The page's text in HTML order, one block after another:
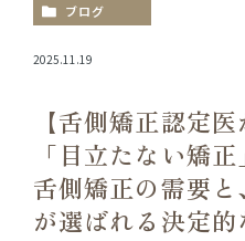
料金
症例紹介
治療の流れ
新着情報
ブログ
ブログ
2025.11.19
【舌側矯正認定
「目立たない矯
舌側矯正の需要
が選ばれる決定的